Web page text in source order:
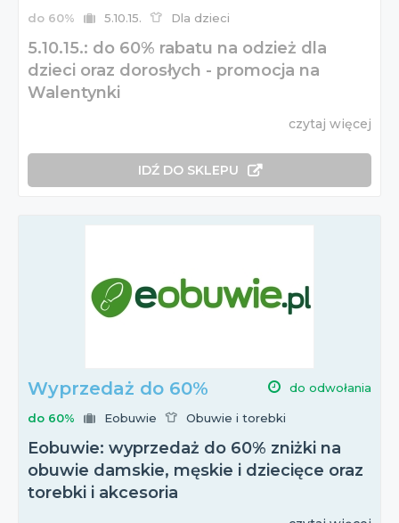
do 60% 5.10.15. Dla dzieci
5.10.15.: do 60% rabatu na odzież dla
dzieci oraz dorosłych - promocja na
Walentynki
czytaj więcej
IDŹ DO SKLEPU
Wyprzedaż do 60% do odwołania
do 60% Eobuwie Obuwie i torebki
Eobuwie: wyprzedaż do 60% zniżki na
obuwie damskie, męskie i dziecięce oraz
torebki i akcesoria